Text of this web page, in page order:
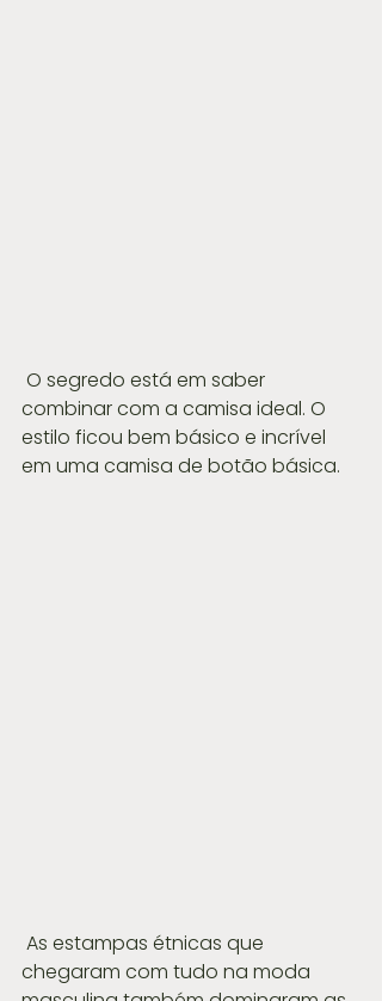
combinar com a camisa ideal. O
estilo ficou bem básico e incrível
em uma camisa de botão básica.
chegaram com tudo na moda